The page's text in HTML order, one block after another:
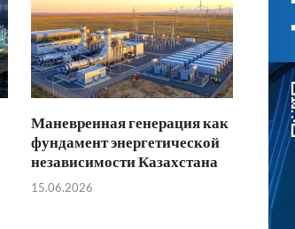
Маневренная генерация как
фундамент энергетической
независимости Казахстана
15.06.2026